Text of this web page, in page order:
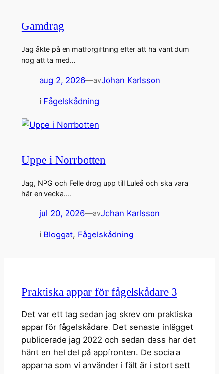
Gamdrag
Jag åkte på en matförgiftning efter att ha varit dum
nog att ta med…
aug 2, 2026—avJohan Karlsson
i Fågelskådning
Uppe i Norrbotten
Jag, NPG och Felle drog upp till Luleå och ska vara
här en vecka.…
jul 20, 2026—avJohan Karlsson
i Bloggat, Fågelskådning
Praktiska appar för fågelskådare 3
Det var ett tag sedan jag skrev om praktiska
appar för fågelskådare. Det senaste inlägget
publicerade jag 2022 och sedan dess har det
hänt en hel del på appfronten. De sociala
apparna som vi använder i fält är i stort sett